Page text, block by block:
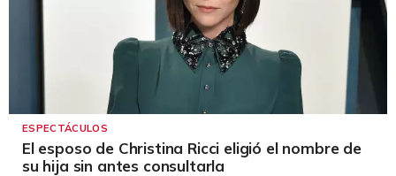
ESPECTÁCULOS
El esposo de Christina Ricci eligió el nombre de
su hija sin antes consultarla